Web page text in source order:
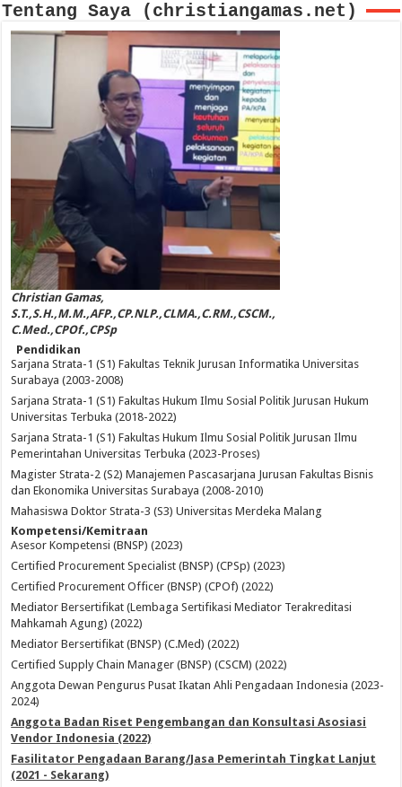
Tentang Saya (christiangamas.net)
Christian Gamas,
S.T.,S.H.,M.M.,AFP.,CP.NLP.,CLMA.,C.RM.,CSCM.,
C.Med.,CPOf.,CPSp
Pendidikan
Sarjana Strata-1 (S1) Fakultas Teknik Jurusan Informatika Universitas
Surabaya (2003-2008)
Sarjana Strata-1 (S1) Fakultas Hukum Ilmu Sosial Politik Jurusan Hukum
Universitas Terbuka (2018-2022)
Sarjana Strata-1 (S1) Fakultas Hukum Ilmu Sosial Politik Jurusan Ilmu
Pemerintahan Universitas Terbuka (2023-Proses)
Magister Strata-2 (S2) Manajemen Pascasarjana Jurusan Fakultas Bisnis
dan Ekonomika Universitas Surabaya (2008-2010)
Mahasiswa Doktor Strata-3 (S3) Universitas Merdeka Malang
Kompetensi/Kemitraan
Asesor Kompetensi (BNSP) (2023)
Certified Procurement Specialist (BNSP) (CPSp) (2023)
Certified Procurement Officer (BNSP) (CPOf) (2022)
Mediator Bersertifikat (Lembaga Sertifikasi Mediator Terakreditasi
Mahkamah Agung) (2022)
Mediator Bersertifikat (BNSP) (C.Med) (2022)
Certified Supply Chain Manager (BNSP) (CSCM) (2022)
Anggota Dewan Pengurus Pusat Ikatan Ahli Pengadaan Indonesia (2023-
2024)
Anggota Badan Riset Pengembangan dan Konsultasi Asosiasi
Vendor Indonesia (2022)
Fasilitator Pengadaan Barang/Jasa Pemerintah Tingkat Lanjut
(2021 - Sekarang)